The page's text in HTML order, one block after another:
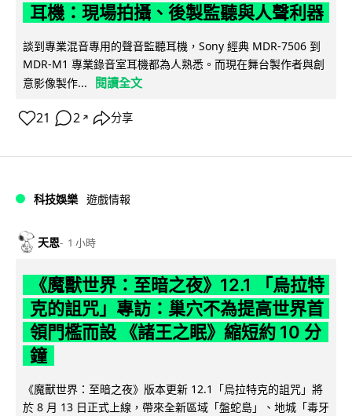
耳機：現場拍攝、後製監聽與人聲利器
談到專業混音專用的聲音監聽耳機，Sony 經典 MDR-7506 到
MDR-M1 專業錄音室耳機都為人熟悉。而現在舞台製作者與創
意影像製作...
閱讀全文
21 2 ↗ 分享
科技娛樂 遊戲情報
天恩 1 小時
《魔獸世界：至暗之夜》12.1 「烏拉特
克的詛咒」專訪：巢穴不為提高世界首
領門檻而設 《諸王之眠》縮短約 10 分
鐘
《魔獸世界：至暗之夜》版本更新 12.1「烏拉特克的詛咒」將
於 8 月 13 日正式上線，帶來全新區域「盤蛇島」、地城「毒牙